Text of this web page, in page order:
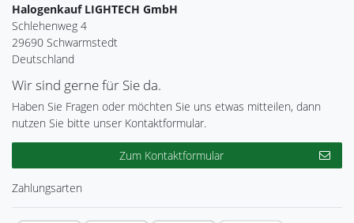
Halogenkauf LIGHTECH GmbH
Schlehenweg 4
29690 Schwarmstedt
Deutschland
Wir sind gerne für Sie da.
Haben Sie Fragen oder möchten Sie uns etwas mitteilen, dann
nutzen Sie bitte unser Kontaktformular.
Zum Kontaktformular
Zahlungsarten